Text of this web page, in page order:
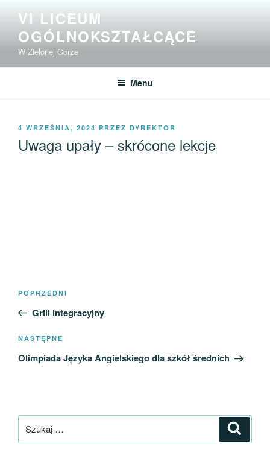
treści
VI LICEUM
OGÓLNOKSZTAŁCĄCE
W Zielonej Górze
Menu
OPUBLIKOWANE
4 WRZEŚNIA, 2024 PRZEZ DYREKTOR
Uwaga upały – skrócone lekcje
Poprzedni
wpis
POPRZEDNI
Grill integracyjny
Następny
wpis
NASTĘPNE
Olimpiada Języka Angielskiego dla szkół średnich